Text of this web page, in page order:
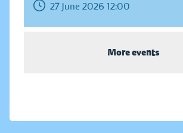
27 June 2026 12:00
More events